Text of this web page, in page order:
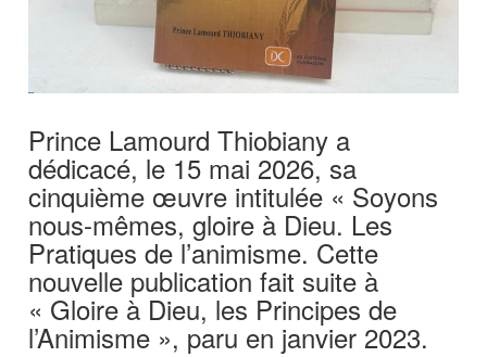
Prince Lamourd Thiobiany a
dédicacé, le 15 mai 2026, sa
cinquième œuvre intitulée « Soyons
nous-mêmes, gloire à Dieu. Les
Pratiques de l’animisme. Cette
nouvelle publication fait suite à
« Gloire à Dieu, les Principes de
l’Animisme », paru en janvier 2023.